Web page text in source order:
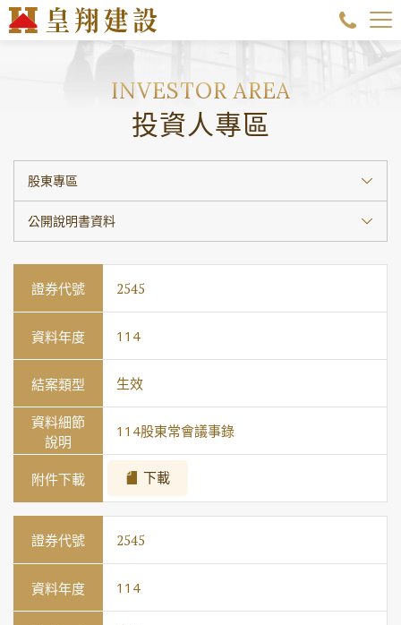
投資人專區
股東專區
公開說明書資料
2545
114
生效
114股東常會議事錄
下載
2545
114